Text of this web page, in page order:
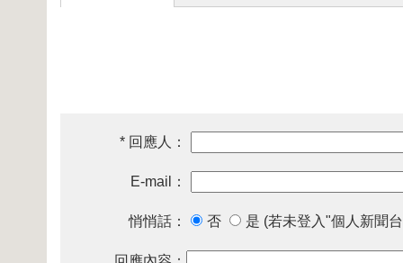
* 回應人：
E-mail：
悄悄話： 否 是 (若未登入"個人新聞